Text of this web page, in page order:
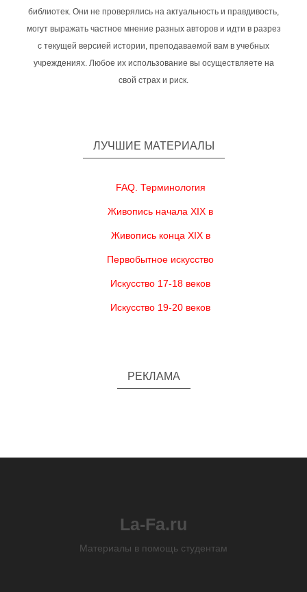
библиотек. Они не проверялись на актуальность и правдивость,
могут выражать частное мнение разных авторов и идти в разрез
с текущей версией истории, преподаваемой вам в учебных
учреждениях. Любое их использование вы осуществляете на
свой страх и риск.
ЛУЧШИЕ МАТЕРИАЛЫ
FAQ. Терминология
Живопись начала XIX в
Живопись конца XIX в
Первобытное искусство
Искусство 17-18 веков
Искусство 19-20 веков
РЕКЛАМА
La-Fa.ru
Материалы в помощь студентам